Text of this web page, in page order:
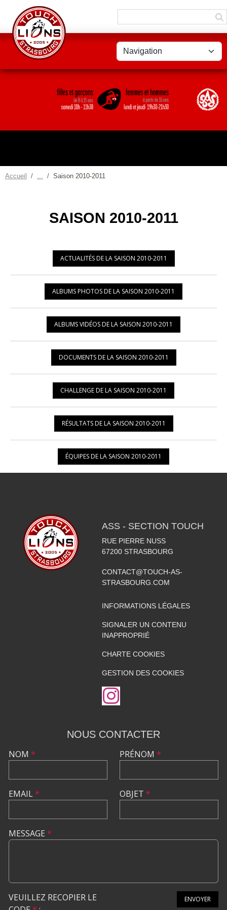
Accueil Saison 2010-2011
SAISON 2010-2011
ACTUALITÉS DE LA SAISON 2010-2011
ALBUMS PHOTOS DE LA SAISON 2010-2011
ALBUMS VIDÉOS DE LA SAISON 2010-2011
DOCUMENTS DE LA SAISON 2010-2011
CHALLENGE DE LA SAISON 2010-2011
RÉSULTATS DE LA SAISON 2010-2011
ÉQUIPES DE LA SAISON 2010-2011
ASS - SECTION TOUCH
RUE PIERRE NUSS
67200 STRASBOURG
CONTACT@TOUCH-AS-
STRASBOURG.COM
INFORMATIONS LÉGALES
SIGNALER UN CONTENU
INAPPROPRIÉ
CHARTE COOKIES
GESTION DES COOKIES
NOUS CONTACTER
NOM *
EMAIL*
PRÉNOM *
OBJET *
MESSAGE *
VEUILLEZ RECOPIER LE
ENVOYER
Panneau de gestion des cookies